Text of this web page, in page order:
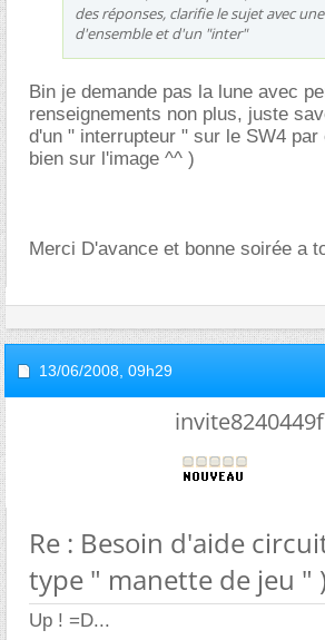
des réponses, clarifie le sujet avec
d'ensemble et d'un "inter"
Bin je demande pas la lune avec
renseignements non plus, juste
d'un " interrupteur " sur le SW4
bien sur l'image ^^ )
Merci D'avance et bonne soirée a
13/06/2008, 09h29
invite8240449f
Re : Besoin d'aide
type " manette de jeu " )
Up ! =D...